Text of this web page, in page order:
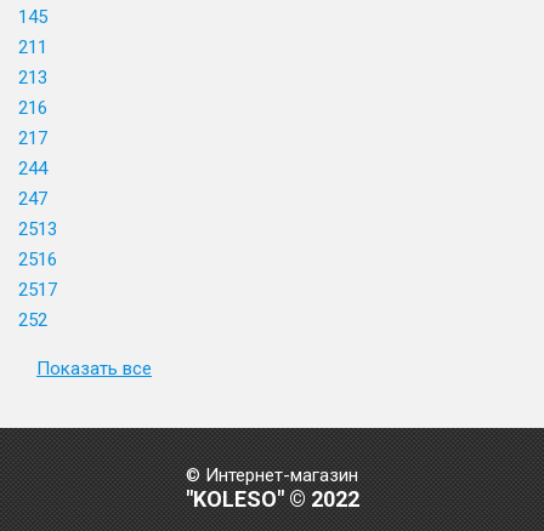
145
211
213
216
217
244
247
2513
2516
2517
252
Показать все
© Интернет-магазин
"KOLESO" © 2022